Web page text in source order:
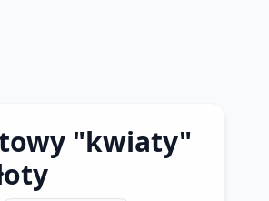
"kwiaty"